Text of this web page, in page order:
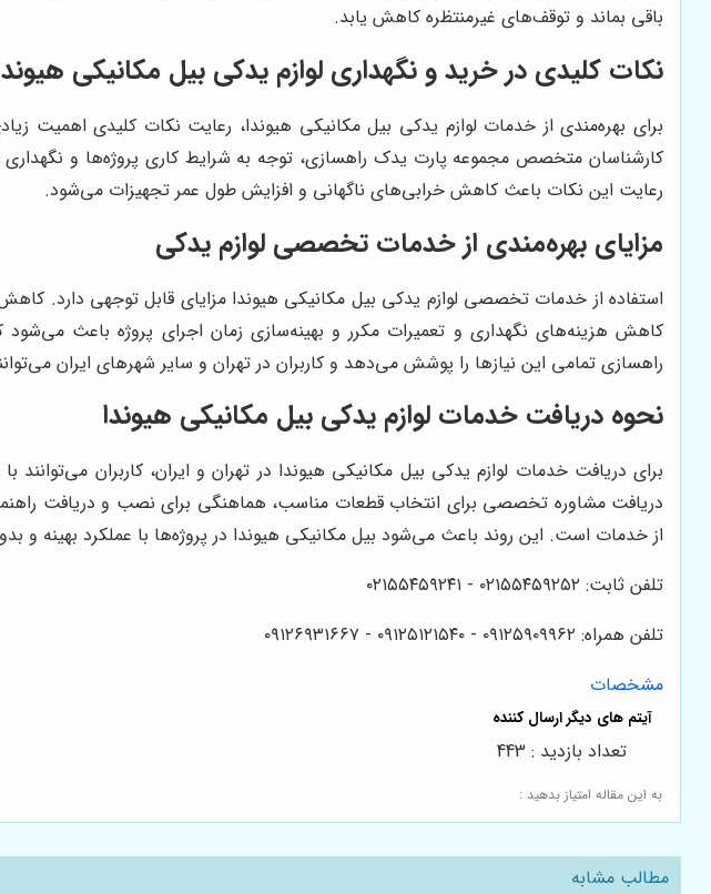
باقی بماند و توقف‌های غیرمنتظره کاهش یابد.
نکات کلیدی در خرید و نگهداری لوازم یدکی بیل مکانیکی
برای بهره‌مندی از خدمات لوازم یدکی بیل مکانیکی هیوندا، رعایت نکات کلیدی اهمیت
کارشناسان متخصص مجموعه پارت یدک راهسازی، توجه به شرایط کاری پروژه‌ها و نگهداری
رعایت این نکات باعث کاهش خرابی‌های ناگهانی و افزایش طول عمر تجهیزات می‌شود.
مزایای بهره‌مندی از خدمات تخصصی لوازم یدکی
استفاده از خدمات تخصصی لوازم یدکی بیل مکانیکی هیوندا مزایای قابل توجهی دارد. کاهش
کاهش هزینه‌های نگهداری و تعمیرات مکرر و بهینه‌سازی زمان اجرای پروژه باعث
راهسازی تمامی این نیازها را پوشش می‌دهد و کاربران در تهران و سایر شهرهای ایران
نحوه دریافت خدمات لوازم یدکی بیل مکانیکی هیوندا
برای دریافت خدمات لوازم یدکی بیل مکانیکی هیوندا در تهران و ایران، کاربران
دریافت مشاوره تخصصی برای انتخاب قطعات مناسب، هماهنگی برای نصب و دریافت
از خدمات است. این روند باعث می‌شود بیل مکانیکی هیوندا در پروژه‌ها با عملکرد بهینه و
تلفن ثابت: ۰۲۱۵۵۴۵۹۲۵۲ - ۰۲۱۵۵۴۵۹۲۴۱
تلفن همراه: ۰۹۱۲۵۹۰۹۹۶۲ - ۰۹۱۲۵۱۲۱۵۴۰‌‌‌ - ۰۹۱۲۶۹۳۱۶۶۷
مشخصات
به این مقاله امتیاز بدهید :
تعداد بازدید : 443
مطالب مشابه